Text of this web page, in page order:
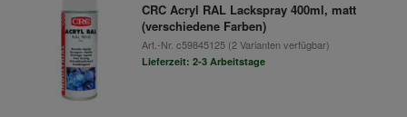
CRC Acryl RAL Lackspray 400ml, matt
(verschiedene Farben)
Art.-Nr. c59845125(2 Varianten verfügbar)
Lieferzeit: 2-3 Arbeitstage